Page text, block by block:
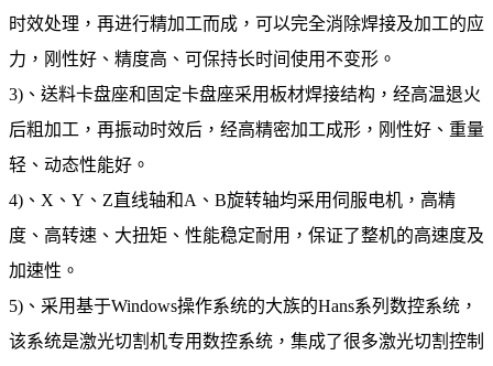
时效处理，再进行精加工而成，可以完全消除焊接及加工的应
力，刚性好、精度高、可保持长时间使用不变形。
3)、送料卡盘座和固定卡盘座采用板材焊接结构，经高温退火
后粗加工，再振动时效后，经高精密加工成形，刚性好、重量
轻、动态性能好。
4)、X、Y、Z直线轴和A、B旋转轴均采用伺服电机，高精
度、高转速、大扭矩、性能稳定耐用，保证了整机的高速度及
加速性。
5)、采用基于Windows操作系统的大族的Hans系列数控系统，
该系统是激光切割机专用数控系统，集成了很多激光切割控制